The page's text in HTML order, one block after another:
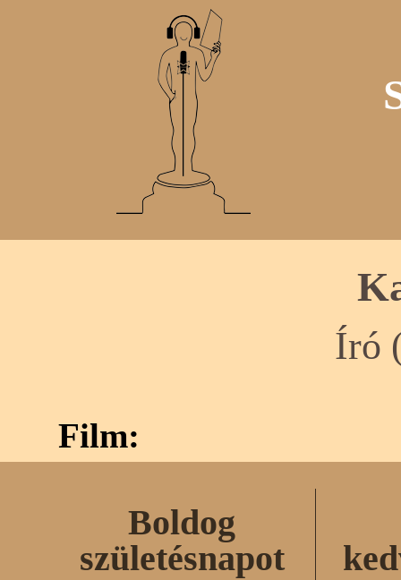
Író
Film:
Boldog
születésnapot